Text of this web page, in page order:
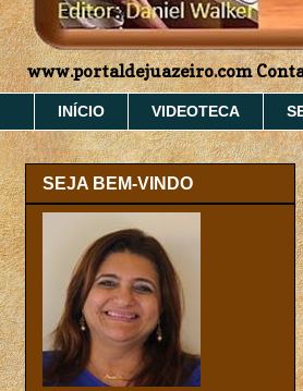
www.portaldejuazeiro.com
INÍCIO VIDEOTECA
SEJA BEM-VINDO